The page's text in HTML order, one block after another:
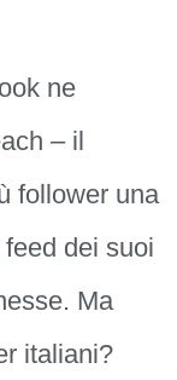
ne
– il
follower una
dei suoi
Ma
italiani?